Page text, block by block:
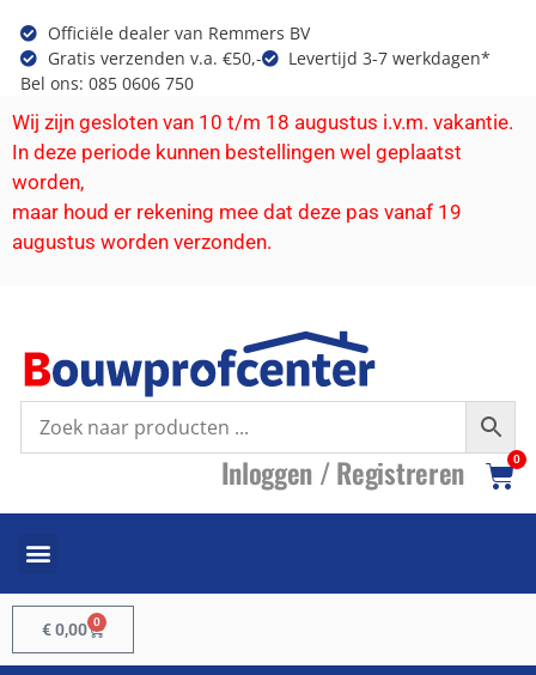
Officiële dealer van Remmers BV
Gratis verzenden v.a. €50,-
Levertijd 3-7 werkdagen*
Bel ons: 085 0606 750
Wij zijn gesloten van 10 t/m 18 augustus i.v.m. vakantie.
In deze periode kunnen bestellingen wel geplaatst
worden,
maar houd er rekening mee dat deze pas vanaf 19
augustus worden verzonden.
Inloggen /Registreren 0
€0,00 0